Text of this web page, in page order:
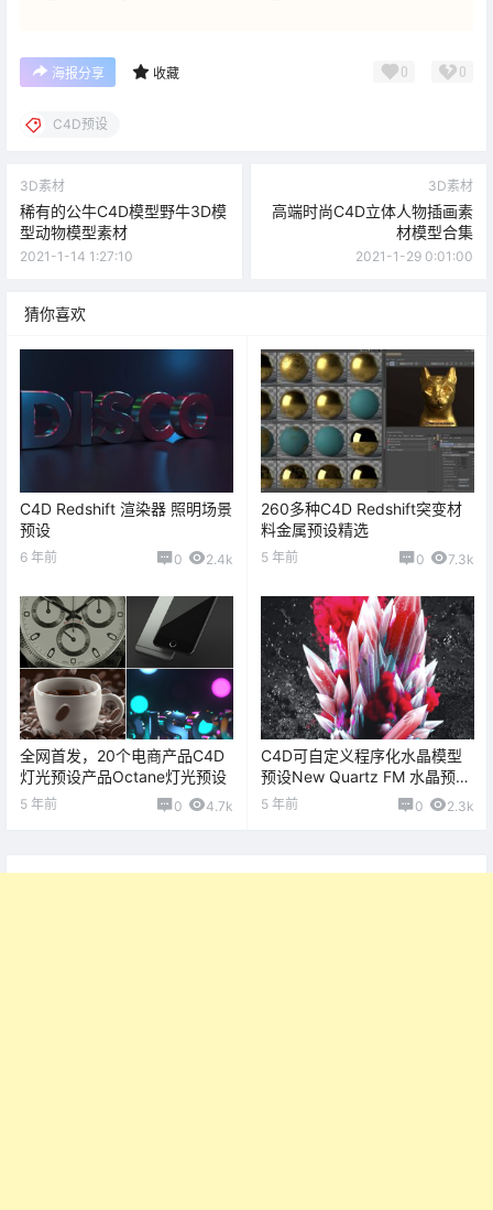
海报分享 收藏 0 0
C4D预设
3D素材
稀有的公牛C4D模型野牛3D模
型动物模型素材
2021-1-14 1:27:10
3D素材
高端时尚C4D立体人物插画素
材模型合集
2021-1-29 0:01:00
猜你喜欢
C4D Redshift 渲染器 照明场景
预设
6 年前 0 2.4k
260多种C4D Redshift突变材
料金属预设精选
5 年前 0 7.3k
全网首发，20个电商产品C4D
灯光预设产品Octane灯光预设
5 年前 0 4.7k
C4D可自定义程序化水晶模型
预设New Quartz FM 水晶预设
钻石模型预设素材
5 年前 0 2.3k